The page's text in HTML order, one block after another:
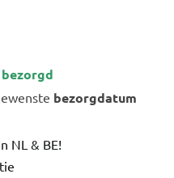
bezorgdatum
NL & BE!